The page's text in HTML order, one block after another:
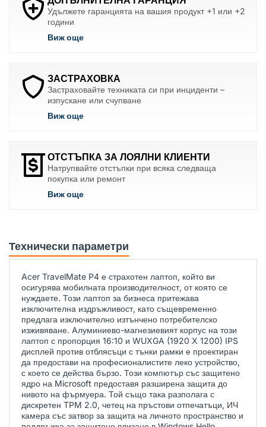
Удължете гаранцията на вашия продукт +1 или +2
години
Виж още
ЗАСТРАХОВКА
Застраховайте техниката си при инциденти –
изпускане или счупване
Виж още
ОТСТЪПКА ЗА ЛОЯЛНИ КЛИЕНТИ
Натрупвайте отстъпки при всяка следваща
покупка или ремонт
Виж още
Технически параметри
Acer TravelMate P4 е страхотен лаптоп, който ви
осигурява мобилната производителност, от която се
нуждаете. Този лаптоп за бизнеса притежава
изключителна издръжливост, като същевременно
предлага изключително изтънчено потребителско
изживяване. Aлуминиево-магнезиевият корпус на този
лаптоп с пропорция 16:10 и WUXGA (1920 X 1200) IPS
дисплей против отблясъци с тънки рамки е проектиран
да предостави на професионалистите леко устройство,
с което се действа бързо. Този компютър със защитено
ядро на Microsoft предоставя разширена защита до
нивото на фърмуера. Той също така разполага с
дискретен TPM 2.0, четец на пръстови отпечатъци, ИЧ
камера със затвор за защита на личното пространство и